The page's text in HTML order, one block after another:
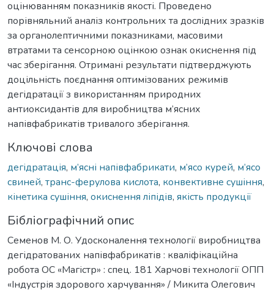
оцінюванням показників якості. Проведено
порівняльний аналіз контрольних та дослідних зразків
за органолептичними показниками, масовими
втратами та сенсорною оцінкою ознак окиснення під
час зберігання. Отримані результати підтверджують
доцільність поєднання оптимізованих режимів
дегідратації з використанням природних
антиоксидантів для виробництва м’ясних
напівфабрикатів тривалого зберігання.
Ключові слова
дегідратація, м’ясні напівфабрикати, м’ясо курей, м’ясо
свиней, транс-ферулова кислота, конвективне сушіння,
кінетика сушіння, окиснення ліпідів, якість продукції
Бібліографічний опис
Семенов М. О. Удосконалення технології виробництва
дегідратованих напівфабрикатів : кваліфікаційна
робота ОС «Магістр» : спец. 181 Харчові технології ОПП
«Індустрія здорового харчування» / Микита Олегович